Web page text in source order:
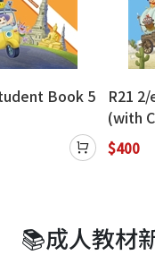
Book 5
R21
(with
Online
$400
📚成人教材